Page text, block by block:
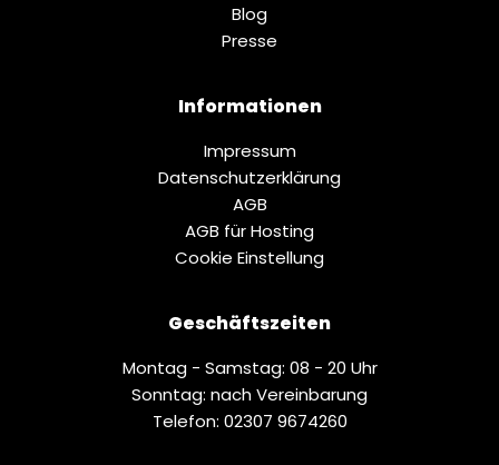
Blog
Presse
Informationen
Impressum
Datenschutz­erklärung
AGB
AGB für Hosting
Cookie Einstellung
Geschäftszeiten
Montag - Samstag: 08 - 20 Uhr
Sonntag: nach Vereinbarung
Telefon: 02307 9674260